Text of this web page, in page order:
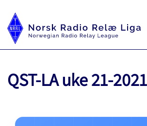
QST-LA uke 21-2021